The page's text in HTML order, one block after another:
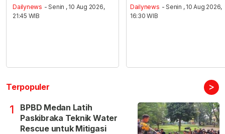
Dailynews - Senin , 10 Aug 2026,
21:45 WIB
Dailynews - Senin , 10 Aug 2026,
16:30 WIB
Terpopuler >
1
BPBD Medan Latih
Paskibraka Teknik Water
Rescue untuk Mitigasi